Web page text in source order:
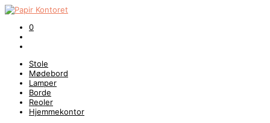
0
Stole
Mødebord
Lamper
Borde
Reoler
Hjemmekontor